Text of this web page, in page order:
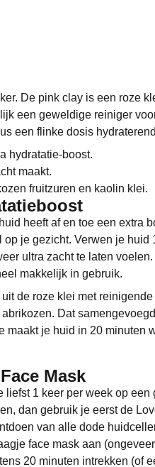
De pink clay is een roze
een geweldige reiniger
een flinke dosis
hydratatie-boost.
maakt.
fruitzuren en kaolin klei.
heeft af en toe een extra
je gezicht. Verwen je huid
ultra zacht te laten
makkelijk in gebruik.
de roze klei met
Dat
maakt je huid in 20 minuten
Mask
liefst 1 keer per week op een
dan gebruik je eerst de
van alle dode
face mask aan
20 minuten intrekken (of